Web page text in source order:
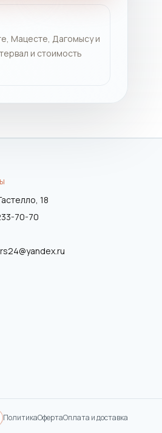
Мацесте, Дагомысу и
и стоимость
18
70-70
ПолитикаОфертаОплата и доставка